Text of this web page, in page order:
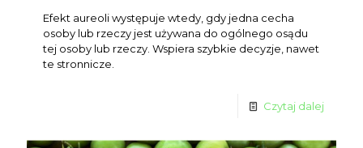
Efekt aureoli występuje wtedy, gdy jedna cecha
osoby lub rzeczy jest używana do ogólnego osądu
tej osoby lub rzeczy. Wspiera szybkie decyzje, nawet
te stronnicze.
Czytaj dalej